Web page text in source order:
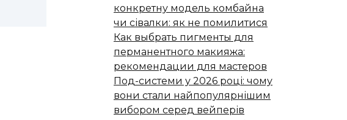
конкретну модель комбайна
чи сівалки: як не помилитися
Как выбрать пигменты для
перманентного макияжа:
рекомендации для мастеров
Под-системи у 2026 році: чому
вони стали найпопулярнішим
вибором серед вейперів